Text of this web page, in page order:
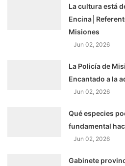
La cultura está
Misiones
Jun 02, 2026
La Policía de
Encantado a la
Jun 02, 2026
Qué especies
fundamental
Jun 02, 2026
Gabinete